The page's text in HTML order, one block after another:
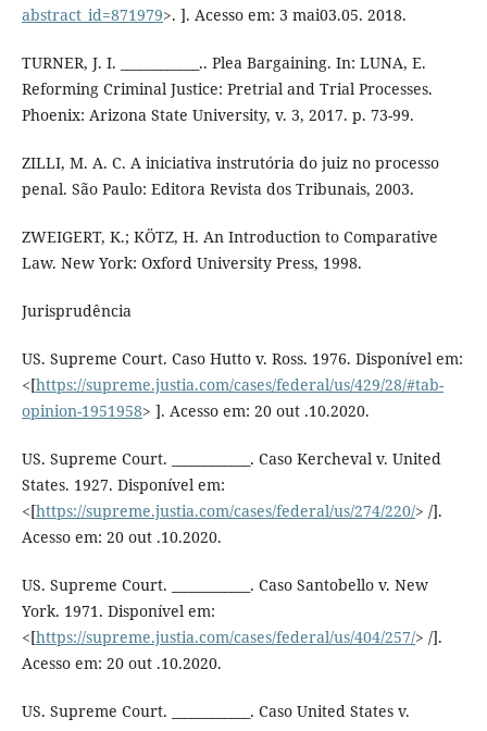
abstract_id=871979>. ]. Acesso em: 3 mai03.05. 2018.
TURNER, J. I. ____________.. Plea Bargaining. In: LUNA, E.
Reforming Criminal Justice: Pretrial and Trial Processes.
Phoenix: Arizona State University, v. 3, 2017. p. 73-99.
ZILLI, M. A. C. A iniciativa instrutória do juiz no processo
penal. São Paulo: Editora Revista dos Tribunais, 2003.
ZWEIGERT, K.; KÖTZ, H. An Introduction to Comparative
Law. New York: Oxford University Press, 1998.
Jurisprudência
US. Supreme Court. Caso Hutto v. Ross. 1976. Disponível em:
<[https://supreme.justia.com/cases/federal/us/429/28/#tab-
opinion-1951958> ]. Acesso em: 20 out .10.2020.
US. Supreme Court. ____________. Caso Kercheval v. United
States. 1927. Disponível em:
<[https://supreme.justia.com/cases/federal/us/274/220/> /].
Acesso em: 20 out .10.2020.
US. Supreme Court. ____________. Caso Santobello v. New
York. 1971. Disponível em:
<[https://supreme.justia.com/cases/federal/us/404/257/> /].
Acesso em: 20 out .10.2020.
US. Supreme Court. ____________. Caso United States v.